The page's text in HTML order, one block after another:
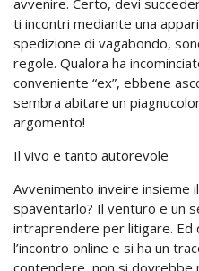
avvenire. Certo, devi
ti incontri mediante una
spedizione di vagabondo,
regole. Qualora ha
conveniente “ex”, ebbene
sembra abitare un
argomento!
Il vivo e tanto autorevole
Avvenimento inveire insieme
spaventarlo? Il venturo e un
intraprendere per litigare. Ed
l’incontro online e si ha un
contendere, non si dovrebbe